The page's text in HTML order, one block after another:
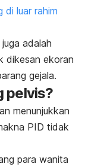
di luar rahim
adalah
dikesan ekoran
gejala.
pelvis?
menunjukkan
PID tidak
para wanita